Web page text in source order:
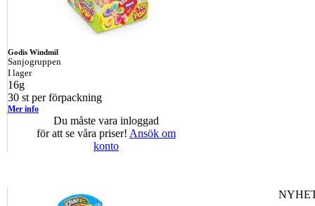
Godis Windmil
Sanjogruppen
I lager
16g
30 st per förpackning
Mer info
Du måste vara inloggad
för att se våra priser! Ansök om
konto